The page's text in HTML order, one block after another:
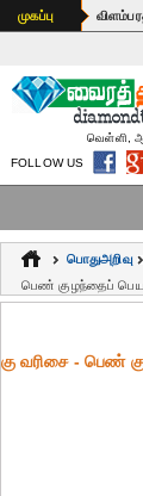
உலகம்
பொதுஅறிவு
கல்வி
ஆன்மிகம்
முகப்பு
வெள்ளி,
FOLLOW US
பொதுஅறிவு
பெண் குழந்தைப்
கு வரிசை - பெண்